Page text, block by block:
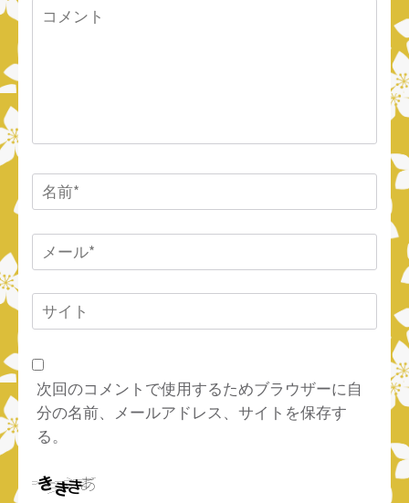
コ
名
前
*
ー
ル
サ
イ
次回のコメントで使用するためブラウザーに自
分の名前、メールアドレス、サイトを保存す
る。